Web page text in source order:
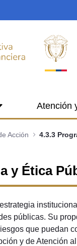
Atención
Acción
y Ética
públicas. Su
que puedan
y de Atención